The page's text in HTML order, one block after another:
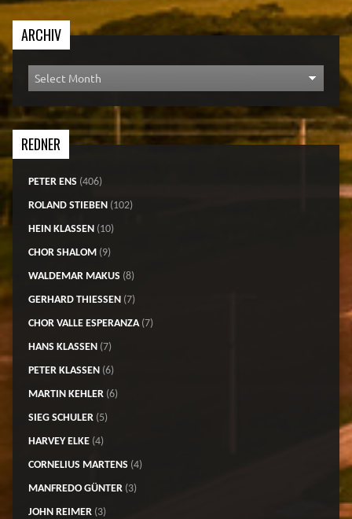
ARCHIV
REDNER
PETER ENS(406)
ROLAND STIEBEN (102)
HEIN KLASSEN (10)
CHOR SHALOM (9)
WALDEMAR MAKUS(8)
GERHARD THIESSEN (7)
CHOR VALLE ESPERANZA(7)
HANS KLASSEN (7)
PETER KLASSEN (6)
MARTIN KEHLER(6)
SIEG SCHULER(5)
HARVEY ELKE(4)
CORNELIUS MARTENS(4)
MANFREDO GÜNTER(3)
JOHN REIMER(3)